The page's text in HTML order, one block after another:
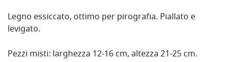
Legno essiccato, ottimo per pirografia. Piallato e
levigato.
Pezzi misti: larghezza 12-16 cm, altezza 21-25 cm.